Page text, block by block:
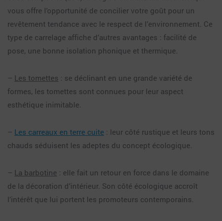
vous offre l’opportunité de concilier votre goût pour un
revêtement tendance avec le respect de l’environnement. Ce
type de carrelage affiche d’autres avantages : facilité de
pose, une bonne isolation phonique et thermique.
– Les tomettes : se déclinant en une grande variété de
formes, les tomettes sont connues pour leur aspect
esthétique inimitable.
– Les carreaux en terre cuite : leur côté rustique et leurs tons
chauds séduisent les adeptes du concept écologique.
– La barbotine : elle fait un retour en force dans le domaine
de la décoration d’intérieur. Son côté écologique accroît
l’intérêt que lui portent les promoteurs contemporains.